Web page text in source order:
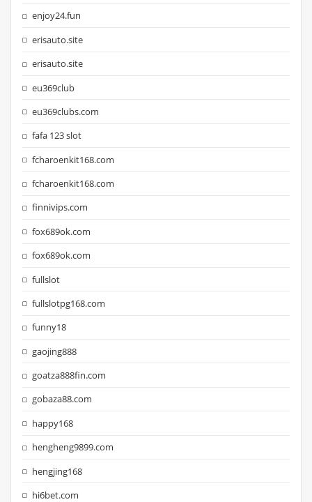
enjoy24.fun
erisauto.site
erisauto.site
eu369club
eu369clubs.com
fafa 123 slot
fcharoenkit168.com
fcharoenkit168.com
finnivips.com
fox689ok.com
fox689ok.com
fullslot
fullslotpg168.com
funny18
gaojing888
goatza888fin.com
gobaza88.com
happy168
hengheng9899.com
hengjing168
hi6bet.com